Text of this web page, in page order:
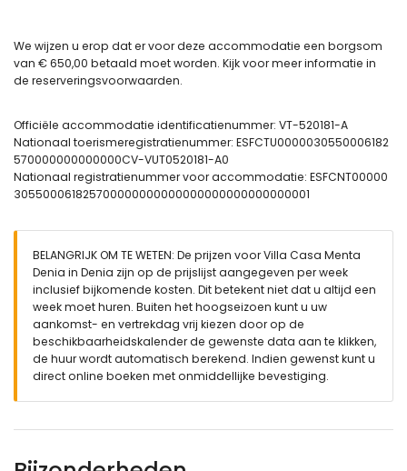
keuken met gasfornuis, elektrische oven, magnetron,
vaatwasser, koelkast-vriezer, koffiezetapparaat, waterkoker,
toaster en sapcentrifuge
slaapkamer met stapelbed
slaapkamer met airconditioning en queen-size bed (200 bij
160 cm)
slaapkamer met tweepersoonsbed (190 bij 140 cm)
Buitenruimte van de villa
omheind perceel
privézwembad van 8 m x 4 m en 2 m diep
tuin met bomen en tuinmeubilair met ligstoelen
2 terrassen, waarvan 1 overdekt
barbecue
buitendouche
buiten zitgedeelte en buiten eetgedeelte
We wijzen u erop dat er voor deze accommodatie een borgsom
van € 650,00 betaald moet worden. Kijk voor meer informatie in
de reserveringsvoorwaarden.
Officiële accommodatie identificatienummer: VT-520181-A
Nationaal toerismeregistratienummer: ESFCTU0000030550006182
570000000000000CV-VUT0520181-A0
Nationaal registratienummer voor accommodatie: ESFCNT00000
305500061825700000000000000000000000000001
BELANGRIJK OM TE WETEN: De prijzen voor Villa Casa Menta
Denia in Denia zijn op de prijslijst aangegeven per week
inclusief bijkomende kosten. Dit betekent niet dat u altijd een
week moet huren. Buiten het hoogseizoen kunt u uw
aankomst- en vertrekdag vrij kiezen door op de
beschikbaarheidskalender de gewenste data aan te klikken,
de huur wordt automatisch berekend. Indien gewenst kunt u
direct online boeken met onmiddellijke bevestiging.